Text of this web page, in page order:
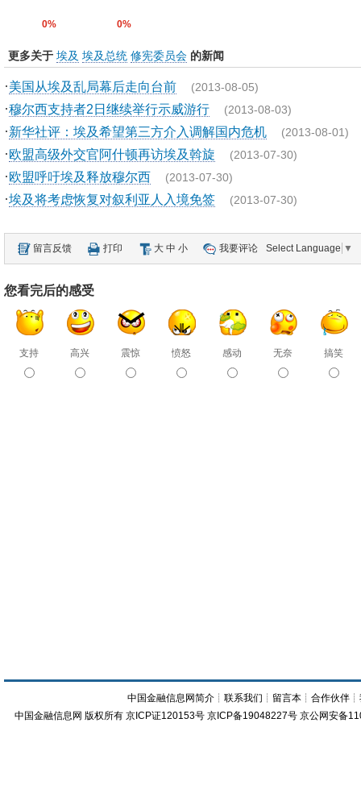
0% 0%
更多关于 埃及 埃及总统 修宪委员会 的新闻
·美国从埃及乱局幕后走向台前 (2013-08-05)
·穆尔西支持者2日继续举行示威游行 (2013-08-03)
·新华社评：埃及希望第三方介入调解国内危机 (2013-08-01)
·欧盟高级外交官阿什顿再访埃及斡旋 (2013-07-30)
·欧盟呼吁埃及释放穆尔西 (2013-07-30)
·埃及将考虑恢复对叙利亚人入境免签 (2013-07-30)
留言反馈 打印 大 中 小 我要评论 Select Language ▼
您看完后的感受
支持 高兴 震惊 愤怒 感动 无奈 搞笑
中国金融信息网简介 ┊联系我们 ┊ 留言本 ┊合作伙伴 ┊
中国金融信息网 版权所有 京ICP证120153号 京ICP备19048227号 京公网安备